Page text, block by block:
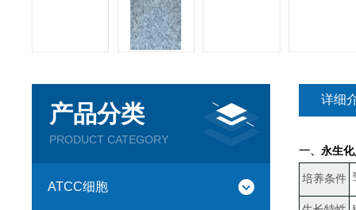
产品分类
PRODUCT CATEGORY
ATCC细胞
详细
一、 永生
培养条件